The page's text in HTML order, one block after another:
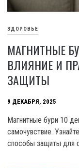
ЗДОРОВЬЕ
МАГНИТНЫЕ
ВЛИЯНИЕ И
ЗАЩИТЫ
9 ДЕКАБРЯ, 2025
Магнитные бури 10
самочувствие.
способы защиты для